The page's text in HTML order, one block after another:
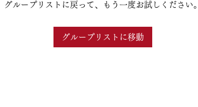
グループリストに戻って、もう一度お試しください。
グループリストに移動